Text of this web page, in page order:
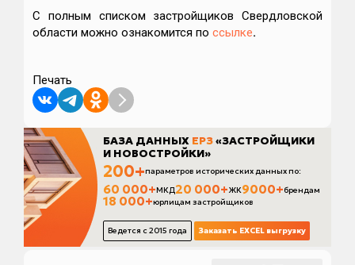
С полным списком застройщиков Свердловской
области можно ознакомится по ссылке.
Печать